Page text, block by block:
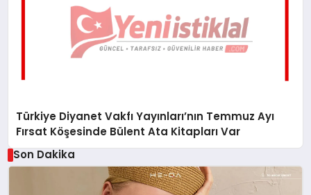
Türkiye Diyanet Vakfı Yayınları’nın Temmuz Ayı
Fırsat Köşesinde Bülent Ata Kitapları Var
Son Dakika